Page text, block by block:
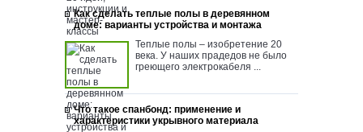
Как сделать теплые полы в деревянном
доме: варианты устройства и монтажа
Теплые полы – изобретение 20
века. У наших прадедов не было
греющего электрокабеля ...
Что такое спанбонд: применение и
характеристики укрывного материала